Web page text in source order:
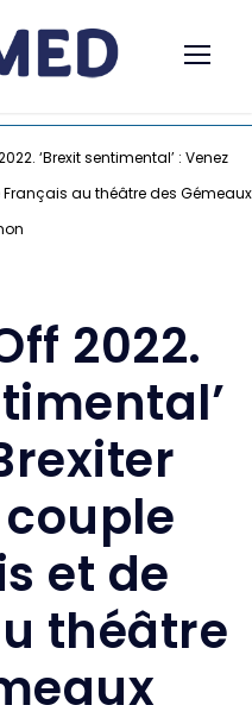
‘Brexit sentimental’ : Venez
au théâtre des Gémeaux
2022.
et de
théâtre